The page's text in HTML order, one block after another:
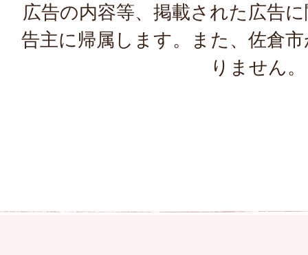
広告の内容等、掲載された広告
告主に帰属します。また、佐倉
りません。